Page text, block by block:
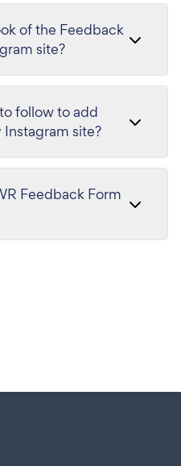
of the Feedback
site?
follow to add
site?
Feedback Form